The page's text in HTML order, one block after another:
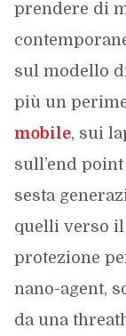
prendere di
sul modello
più un
mobile, sui
sull’end
sesta
quelli verso il
protezione
nano-agent,
da una